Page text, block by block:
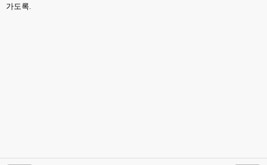
가도록.